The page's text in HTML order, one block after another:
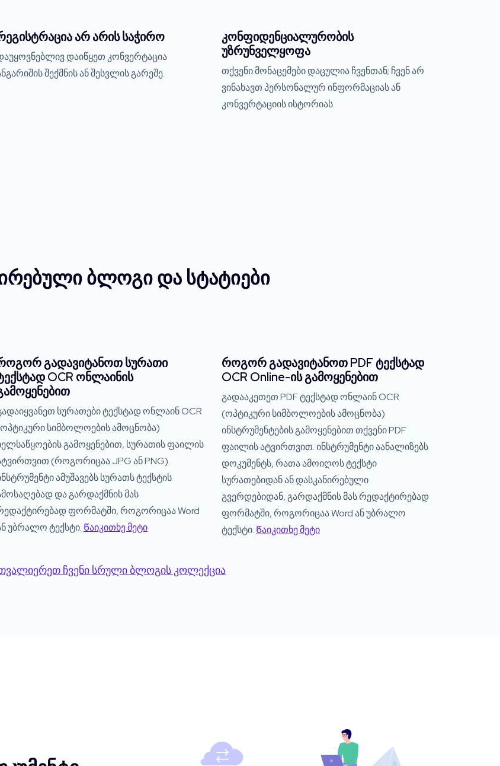
არ არის საჭირო
დაიწყეთ კონვერტაცია
შექმნის ან შესვლის გარეშე.
კონფიდენციალურობის
უზრუნველყოფა
თქვენი მონაცემები დაცულია ჩვენთან; ჩვენ არ
ვინახავთ პერსონალურ ინფორმაციას ან
კონვერტაციის ისტორიას.
ბლოგი და სტატიები
გადავიტანოთ სურათი
OCR ონლაინის
სურათები ტექსტად ონლაინ OCR
სიმბოლოების ამოცნობა)
გამოყენებით, სურათის ფაილის
(როგორიცაა JPG ან PNG).
ამუშავებს სურათს ტექსტის
და გარდაქმნის მას
ფორმატში, როგორიცაა Word
უბრალო ტექსტი. Წაიკითხე მეტი
როგორ გადავიტანოთ PDF ტექსტად
OCR Online-ის გამოყენებით
გადააკეთეთ PDF ტექსტად ონლაინ OCR
(ოპტიკური სიმბოლოების ამოცნობა)
ინსტრუმენტების გამოყენებით თქვენი PDF
ფაილის ატვირთვით. ინსტრუმენტი აანალიზებს
დოკუმენტს, რათა ამოიღოს ტექსტი
სურათებიდან ან დასკანირებული
გვერდებიდან, გარდაქმნის მას რედაქტირებად
ფორმატში, როგორიცაა Word ან უბრალო
ტექსტი. Წაიკითხე მეტი
ჩვენი სრული ბლოგის კოლექცია